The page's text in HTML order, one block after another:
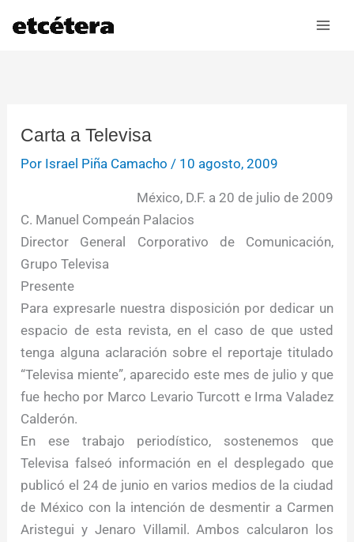
Carta a Televisa
Por Israel Piña Camacho / 10 agosto, 2009
México, D.F. a 20 de julio de 2009
C. Manuel Compeán Palacios
Director General Corporativo de Comunicación,
Grupo Televisa
Presente
Para expresarle nuestra disposición por dedicar un
espacio de esta revista, en el caso de que usted
tenga alguna aclaración sobre el reportaje titulado
“Televisa miente”, aparecido este mes de julio y que
fue hecho por Marco Levario Turcott e Irma Valadez
Calderón.
En ese trabajo periodístico, sostenemos que
Televisa falseó información en el desplegado que
publicó el 24 de junio en varios medios de la ciudad
de México con la intención de desmentir a Carmen
Aristegui y Jenaro Villamil. Ambos calcularon los